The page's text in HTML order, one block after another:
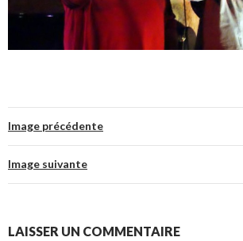
Image précédente
Image suivante
LAISSER UN COMMENTAIRE